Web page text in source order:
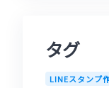
タグ
LINEスタンプ